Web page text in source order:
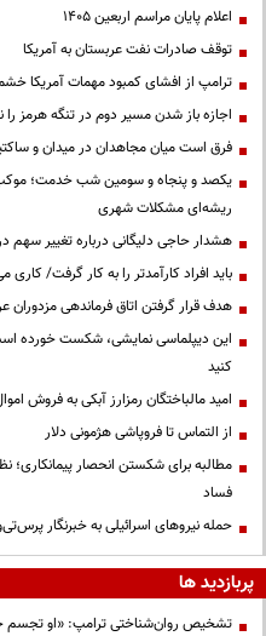
اعلام پایان مراسم اربعین ۱۴۰۵
توقف صادرات نفت عربستان به آمریکا
ترامپ از افشای کمبود مهمات آمریکا
اجازه باز شدن مسیر دوم در تنگه هرمز را
فرق است میان مجاهدان در میدان و
یکصد و پنجاه و سومین شب خدمت؛ موکب
ریشه‌ای مشکلات شهری
هشدار حاجی دلیگانی درباره تغییر سهم
باید افراد کارآمدتر را به کار گرفت/
هدف قرار گرفتن اتاق‌ فرماندهی مزدوران
این دیپلماسی نمایشی، شکست خورده
کنید
امید مالباختگان رمزارز آبکی به فروش
از التماس تا فروپاشی هژمونی دلار
مطالبه برای شکستن انحصار پیمانکاری؛
فساد
حمله نیروهای اسرائیلی به خبرنگار
پربازدید ها
تشخیص روان‌شناختی ترامپ: «او